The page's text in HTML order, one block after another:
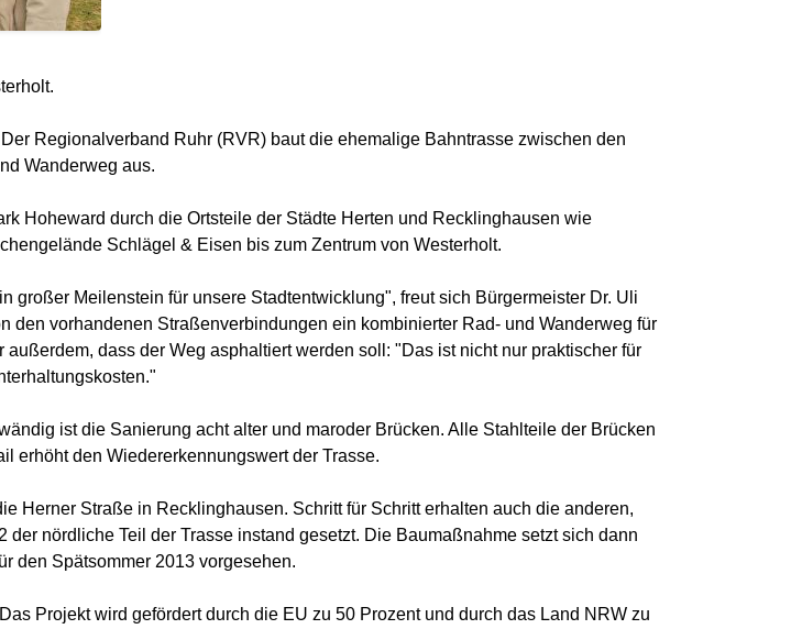
Regionalverband Ruhr (RVR) baut die ehemalige Bahntrasse zwischen den
Wanderweg aus.
Hoheward durch die Ortsteile der Städte Herten und Recklinghausen wie
Schlägel & Eisen bis zum Zentrum von Westerholt.
Meilenstein für unsere Stadtentwicklung", freut sich Bürgermeister Dr. Uli
den vorhandenen Straßenverbindungen ein kombinierter Rad- und Wanderweg für
dass der Weg asphaltiert werden soll: "Das ist nicht nur praktischer für
ist die Sanierung acht alter und maroder Brücken. Alle Stahlteile der Brücken
erhöht den Wiedererkennungswert der Trasse.
Herner Straße in Recklinghausen. Schritt für Schritt erhalten auch die anderen,
nördliche Teil der Trasse instand gesetzt. Die Baumaßnahme setzt sich dann
den Spätsommer 2013 vorgesehen.
Projekt wird gefördert durch die EU zu 50 Prozent und durch das Land NRW zu